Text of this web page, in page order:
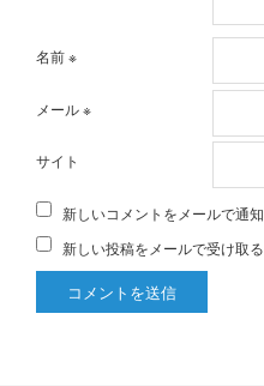
名前※
メール※
サイト
新しいコメントをメールで通知
新しい投稿をメールで受け取る